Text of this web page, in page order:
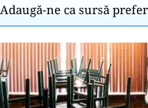
Adaugă-ne ca sursă